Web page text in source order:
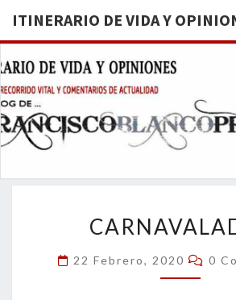
ITINERARIO DE VIDA Y
22 Febrero, 2020 0